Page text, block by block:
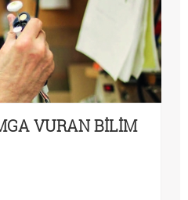
VURAN BİLİM